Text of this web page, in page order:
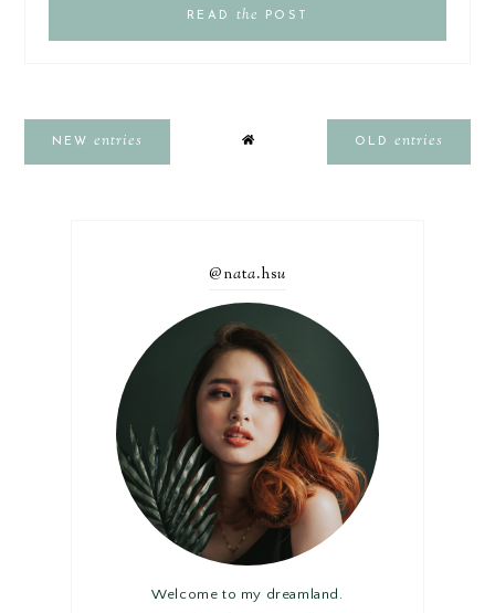
READ the POST
NEWentries OLD entries
@nata.hsu
Welcome to my dreamland.